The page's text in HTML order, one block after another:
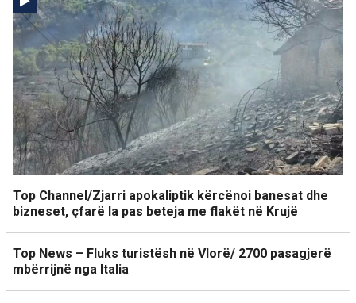
Top Channel/Zjarri apokaliptik kërcënoi banesat dhe
bizneset, çfarë la pas beteja me flakët në Krujë
Top News – Fluks turistësh në Vlorë/ 2700 pasagjerë
mbërrijnë nga Italia